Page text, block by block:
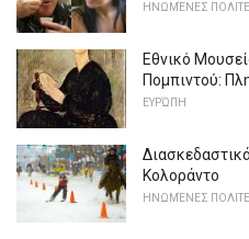
ΗΝΩΜΈΝΕΣ
Εθνικό
Πομπιντού:
ΕΥΡΏΠΗ
Κολοράντο
ΗΝΩΜΈΝΕΣ